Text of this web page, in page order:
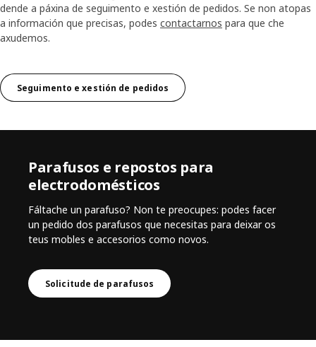
dende a páxina de seguimento e xestión de pedidos. Se non atopas
a información que precisas, podes contactarnos para que che
axudemos.
Seguimento e xestión de pedidos
Parafusos e repostos para
electrodomésticos
Fáltache un parafuso? Non te preocupes: podes facer
un pedido dos parafusos que necesitas para deixar os
teus mobles e accesorios como novos.
Solicitude de parafusos